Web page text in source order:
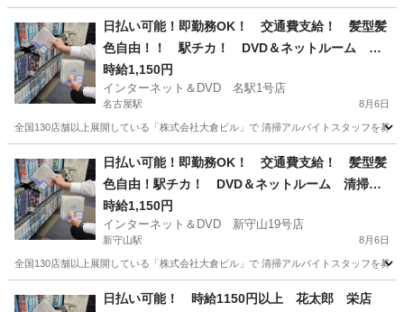
日払い可能！即勤務OK！ 交通費支給！ 髪型髪
色自由！！ 駅チカ！ DVD＆ネットルーム 清
掃バイトスタッフ！
時給1,150円
インターネット＆DVD 名駅1号店
名古屋駅 8月6日
全国130店舗以上展開している「株式会社大倉ビル」で 清掃アルバイトスタッフを募
名古屋駅 清掃 スタッフ
日払い可能！即勤務OK！ 交通費支給！ 髪型髪
色自由！駅チカ！ DVD＆ネットルーム 清掃バ
イトスタッフ！
時給1,150円
インターネット＆DVD 新守山19号店
新守山駅 8月6日
全国130店舗以上展開している「株式会社大倉ビル」で 清掃アルバイトスタッフを募
新守山駅 清掃 スタッフ
日払い可能！ 時給1150円以上 花太郎 栄店